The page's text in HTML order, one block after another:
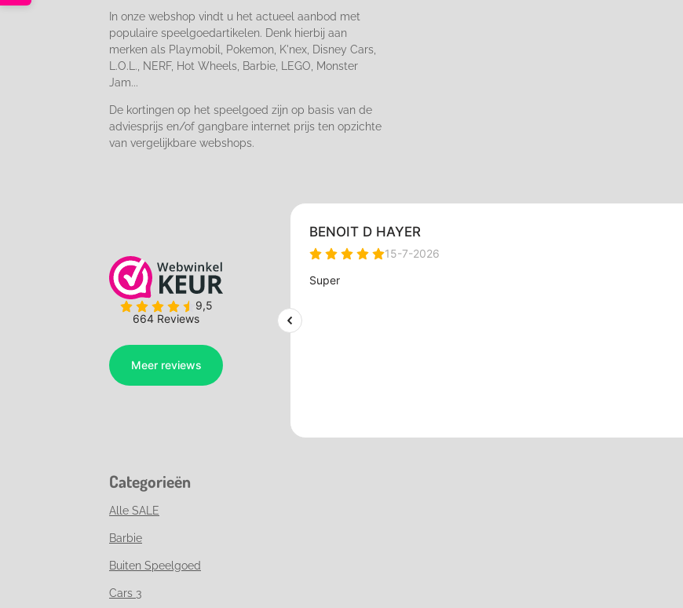
In onze webshop vindt u het actueel aanbod met
populaire speelgoedartikelen. Denk hierbij aan
merken als Playmobil, Pokemon, K'nex, Disney Cars,
L.O.L., NERF, Hot Wheels, Barbie, LEGO, Monster
Jam...
De kortingen op het speelgoed zijn op basis van de
adviesprijs en/of gangbare internet prijs ten opzichte
van vergelijkbare webshops.
Categorieën
Alle SALE
Barbie
Buiten Speelgoed
Cars 3